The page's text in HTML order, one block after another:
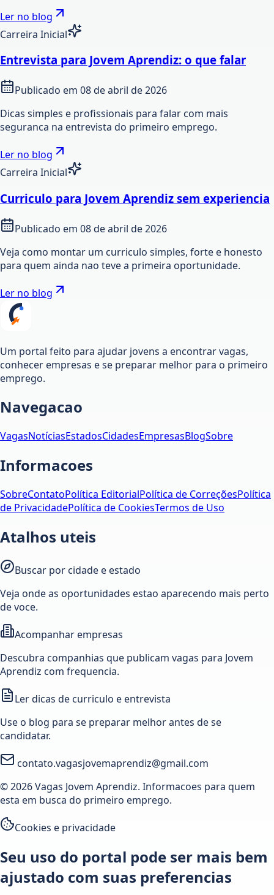
Ler no blog
Carreira Inicial
Entrevista para Jovem Aprendiz: o que falar
Publicado em 08 de abril de 2026
Dicas simples e profissionais para falar com mais
seguranca na entrevista do primeiro emprego.
Ler no blog
Carreira Inicial
Curriculo para Jovem Aprendiz sem experiencia
Publicado em 08 de abril de 2026
Veja como montar um curriculo simples, forte e honesto
para quem ainda nao teve a primeira oportunidade.
Ler no blog
Um portal feito para ajudar jovens a encontrar vagas,
conhecer empresas e se preparar melhor para o primeiro
emprego.
Navegacao
VagasNotíciasEstadosCidadesEmpresasBlogSobre
Informacoes
SobreContatoPolítica EditorialPolítica de CorreçõesPolítica
de PrivacidadePolítica de CookiesTermos de Uso
Atalhos uteis
Buscar por cidade e estado
Veja onde as oportunidades estao aparecendo mais perto
de voce.
Acompanhar empresas
Descubra companhias que publicam vagas para Jovem
Aprendiz com frequencia.
Ler dicas de curriculo e entrevista
Use o blog para se preparar melhor antes de se
candidatar.
contato.vagasjovemaprendiz@gmail.com
© 2026 Vagas Jovem Aprendiz. Informacoes para quem
esta em busca do primeiro emprego.
Cookies e privacidade
Seu uso do portal pode ser mais bem
ajustado com suas preferencias